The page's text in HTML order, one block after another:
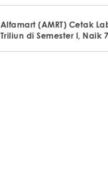
Alfamart (AMRT) Cetak
Triliun di Semester I, Naik